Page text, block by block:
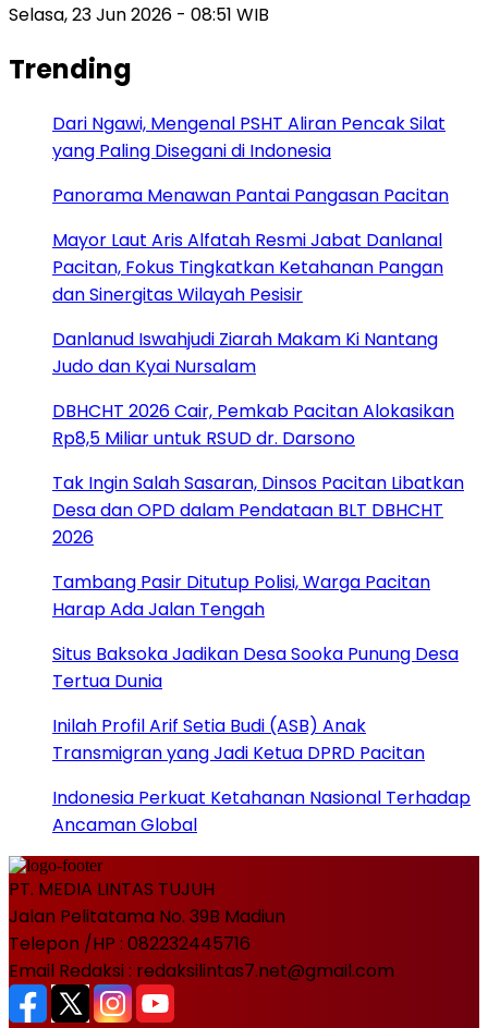
Selasa, 23 Jun 2026 - 08:51 WIB
Trending
Dari Ngawi, Mengenal PSHT Aliran Pencak Silat
yang Paling Disegani di Indonesia
Panorama Menawan Pantai Pangasan Pacitan
Mayor Laut Aris Alfatah Resmi Jabat Danlanal
Pacitan, Fokus Tingkatkan Ketahanan Pangan
dan Sinergitas Wilayah Pesisir
Danlanud Iswahjudi Ziarah Makam Ki Nantang
Judo dan Kyai Nursalam
DBHCHT 2026 Cair, Pemkab Pacitan Alokasikan
Rp8,5 Miliar untuk RSUD dr. Darsono
Tak Ingin Salah Sasaran, Dinsos Pacitan Libatkan
Desa dan OPD dalam Pendataan BLT DBHCHT
2026
Tambang Pasir Ditutup Polisi, Warga Pacitan
Harap Ada Jalan Tengah
Situs Baksoka Jadikan Desa Sooka Punung Desa
Tertua Dunia
Inilah Profil Arif Setia Budi (ASB) Anak
Transmigran yang Jadi Ketua DPRD Pacitan
Indonesia Perkuat Ketahanan Nasional Terhadap
Ancaman Global
PT. MEDIA LINTAS TUJUH
Jalan Pelitatama No. 39B Madiun
Telepon /HP : 082232445716
Email Redaksi : redaksilintas7.net@gmail.com